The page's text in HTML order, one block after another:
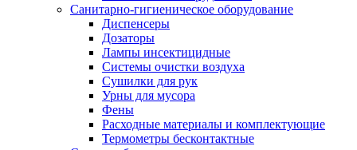
Санитарно-гигиеническое оборудование
Диспенсеры
Дозаторы
Лампы инсектицидные
Системы очистки воздуха
Сушилки для рук
Урны для мусора
Фены
Расходные материалы и комплектующие
Термометры бесконтактные